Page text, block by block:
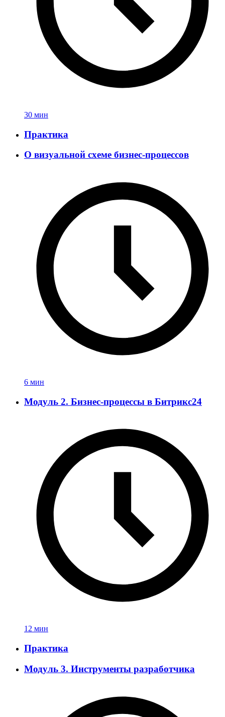
30 мин
Практика
О визуальной схеме бизнес-процессов
6 мин
Модуль 2. Бизнес-процессы в Битрикс24
12 мин
Практика
Модуль 3. Инструменты разработчика